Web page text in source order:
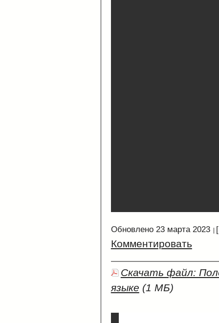
Обновлено 23 марта 2023
Комментировать
Скачать файл:
языке (1 МБ)